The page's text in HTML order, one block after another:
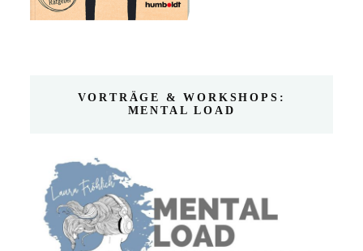
VORTRÄGE & WORKSHOPS:
MENTAL LOAD